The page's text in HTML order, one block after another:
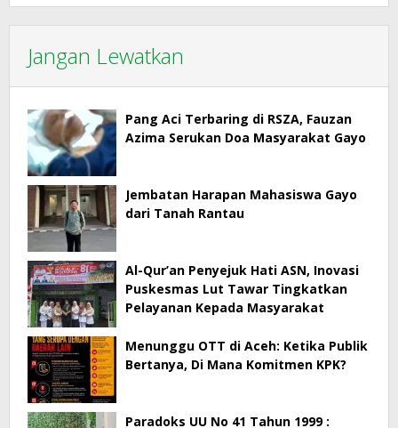
Jangan Lewatkan
Pang Aci Terbaring di RSZA, Fauzan
Azima Serukan Doa Masyarakat Gayo
Jembatan Harapan Mahasiswa Gayo
dari Tanah Rantau
Al-Qur’an Penyejuk Hati ASN, Inovasi
Puskesmas Lut Tawar Tingkatkan
Pelayanan Kepada Masyarakat
Menunggu OTT di Aceh: Ketika Publik
Bertanya, Di Mana Komitmen KPK?
Paradoks UU No 41 Tahun 1999 :